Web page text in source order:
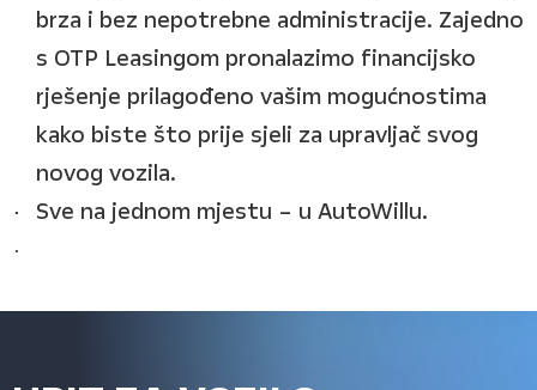
brza i bez nepotrebne administracije. Zajedno
s OTP Leasingom pronalazimo financijsko
rješenje prilagođeno vašim mogućnostima
kako biste što prije sjeli za upravljač svog
novog vozila.
Sve na jednom mjestu – u AutoWillu.